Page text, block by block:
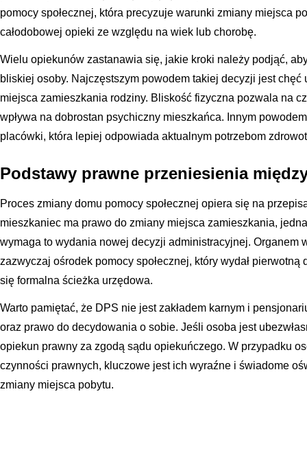
pomocy społecznej, która precyzuje warunki zmiany miejsca
całodobowej opieki ze względu na wiek lub chorobę.
Wielu opiekunów zastanawia się, jakie kroki należy podjąć,
bliskiej osoby. Najczęstszym powodem takiej decyzji jest
miejsca zamieszkania rodziny. Bliskość fizyczna pozwala na
wpływa na dobrostan psychiczny mieszkańca. Innym
placówki, która lepiej odpowiada aktualnym potrzebom
Podstawy prawne przeniesienia
Proces zmiany domu pomocy społecznej opiera się na
mieszkaniec ma prawo do zmiany miejsca zamieszkania,
wymaga to wydania nowej decyzji administracyjnej. Organem
zazwyczaj ośrodek pomocy społecznej, który wydał
się formalna ścieżka urzędowa.
Warto pamiętać, że DPS nie jest zakładem karnym i
oraz prawo do decydowania o sobie. Jeśli osoba jest
opiekun prawny za zgodą sądu opiekuńczego. W przypadku
czynności prawnych, kluczowe jest ich wyraźne i świadome
zmiany miejsca pobytu.